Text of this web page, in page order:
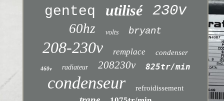
genteq utilisé 230v
60hz volts bryant
208-230v remplace condenser
460v radiateur 208230v 825tr/min
condenseur refroidissement